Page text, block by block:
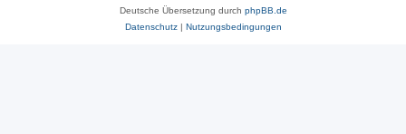
Deutsche Übersetzung durch phpBB.de
Datenschutz| Nutzungsbedingungen